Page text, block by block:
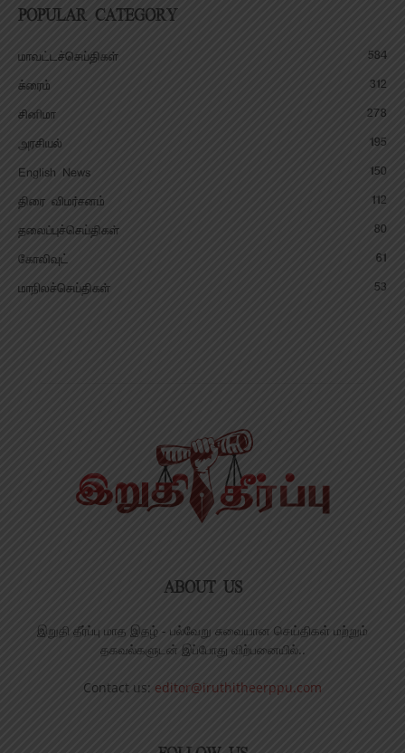
POPULAR CATEGORY
மாவட்டச்செய்திகள்
584
க்ரைம்
312
சினிமா
278
அரசியல்
195
English News
150
திரை விமர்சனம்
112
தலைப்புச்செய்திகள்
80
கோலிவுட்
61
மாநிலச்செய்திகள்
53
ABOUT US
இறுதி தீர்ப்பு மாத இதழ் - பல்வேறு சுவையான செய்திகள் மற்றும்
தகவல்களுடன் இப்போது விற்பனையில்..
Contact us: editor@iruthitheerppu.com